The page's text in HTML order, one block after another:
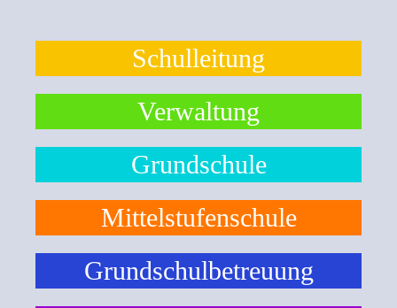
Schulleitung
Verwaltung
Grundschule
Mittelstufenschule
Grundschulbetreuung